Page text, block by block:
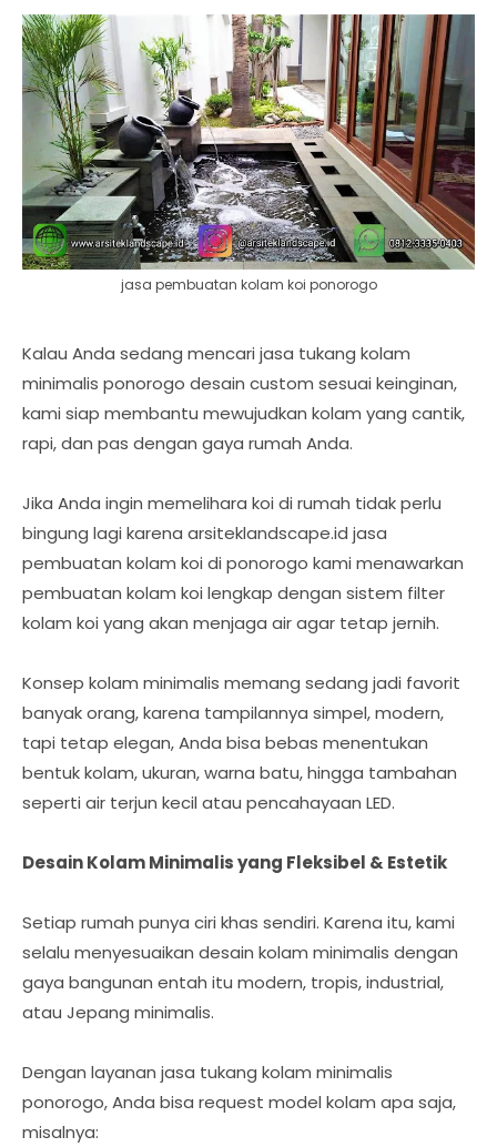
jasa pembuatan kolam koi ponorogo
Kalau Anda sedang mencari jasa tukang kolam
minimalis ponorogo desain custom sesuai keinginan,
kami siap membantu mewujudkan kolam yang cantik,
rapi, dan pas dengan gaya rumah Anda.
Jika Anda ingin memelihara koi di rumah tidak perlu
bingung lagi karena arsiteklandscape.id jasa
pembuatan kolam koi di ponorogo kami menawarkan
pembuatan kolam koi lengkap dengan sistem filter
kolam koi yang akan menjaga air agar tetap jernih.
Konsep kolam minimalis memang sedang jadi favorit
banyak orang, karena tampilannya simpel, modern,
tapi tetap elegan, Anda bisa bebas menentukan
bentuk kolam, ukuran, warna batu, hingga tambahan
seperti air terjun kecil atau pencahayaan LED.
Desain Kolam Minimalis yang Fleksibel & Estetik
Setiap rumah punya ciri khas sendiri. Karena itu, kami
selalu menyesuaikan desain kolam minimalis dengan
gaya bangunan entah itu modern, tropis, industrial,
atau Jepang minimalis.
Dengan layanan jasa tukang kolam minimalis
ponorogo, Anda bisa request model kolam apa saja,
misalnya: